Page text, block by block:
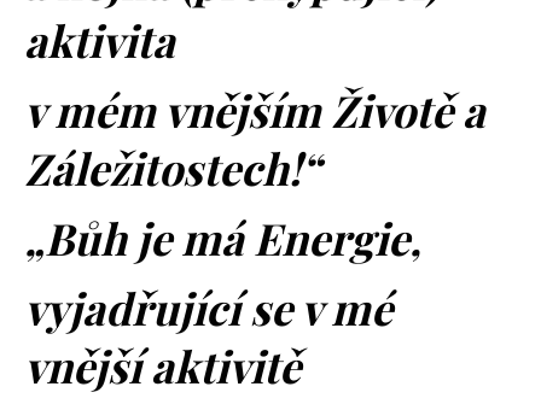
aktivita
v mém vnějším Životě a
Záležitostech!“
„Bůh je má Energie,
vyjadřující se v mé
vnější aktivitě